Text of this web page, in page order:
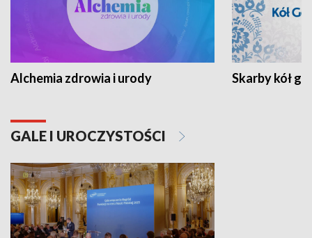
Alchemia zdrowia i urody Skarby kół
GALE I UROCZYSTOŚCI